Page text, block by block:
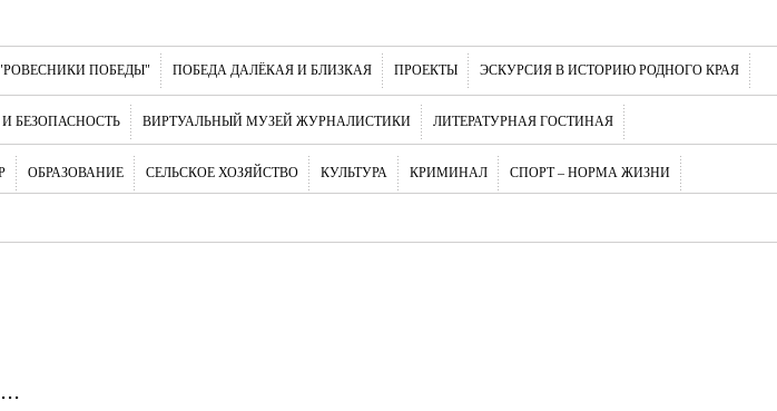
ПОБЕДЫ" ПОБЕДА ДАЛЁКАЯ И БЛИЗКАЯ ПРОЕКТЫ ЭСКУРСИЯ В ИСТОРИЮ РОДНОГО КРАЯ
БЕЗОПАСНОСТЬ ВИРТУАЛЬНЫЙ МУЗЕЙ ЖУРНАЛИСТИКИ ЛИТЕРАТУРНАЯ ГОСТИНАЯ
ОБРАЗОВАНИЕ СЕЛЬСКОЕ ХОЗЯЙСТВО КУЛЬТУРА КРИМИНАЛ СПОРТ – НОРМА ЖИЗНИ